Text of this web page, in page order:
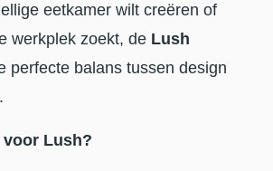
eetkamer wilt creëren of
werkplek zoekt, de Lush
perfecte balans tussen design
voor Lush?